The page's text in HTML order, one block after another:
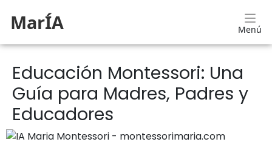
MarÍA Menú
Educación Montessori: Una
Guía para Madres, Padres y
Educadores